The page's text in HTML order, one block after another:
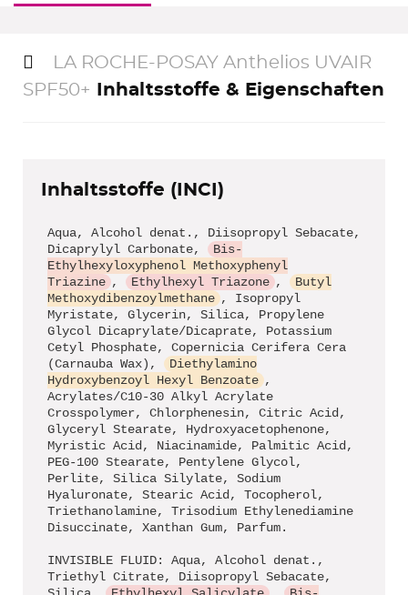
alle Beauty Deals »
LA ROCHE-POSAY Anthelios UVAIR
SPF50+ Inhaltsstoffe & Eigenschaften
Inhaltsstoffe (INCI)
Aqua, Alcohol denat., Diisopropyl Sebacate,
Dicaprylyl Carbonate,
Bis-
Ethylhexyloxyphenol Methoxyphenyl
Triazine , Ethylhexyl Triazone ,
Butyl
Methoxydibenzoylmethane , Isopropyl
Myristate, Glycerin, Silica, Propylene
Glycol Dicaprylate/Dicaprate, Potassium
Cetyl Phosphate, Copernicia Cerifera Cera
(Carnauba Wax),
Diethylamino
Hydroxybenzoyl Hexyl Benzoate ,
Acrylates/C10-30 Alkyl Acrylate
Crosspolymer, Chlorphenesin, Citric Acid,
Glyceryl Stearate, Hydroxyacetophenone,
Myristic Acid, Niacinamide, Palmitic Acid,
PEG-100 Stearate, Pentylene Glycol,
Perlite, Silica Silylate, Sodium
Hyaluronate, Stearic Acid, Tocopherol,
Triethanolamine, Trisodium Ethylenediamine
Disuccinate, Xanthan Gum, Parfum.
INVISIBLE FLUID: Aqua, Alcohol denat.,
Triethyl Citrate, Diisopropyl Sebacate,